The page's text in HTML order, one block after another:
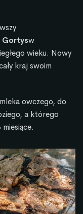
Gortysw
wieku. Nowy
kraj swoim
owczego, do
a którego